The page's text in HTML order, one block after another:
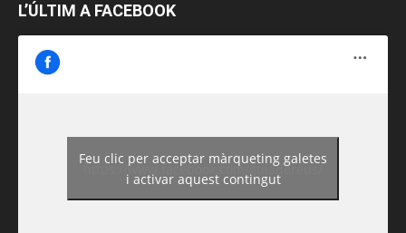
L’ÚLTIM A FACEBOOK
https://www.facebook.com/guiadereus/
Feu clic per acceptar màrqueting galetes
i activar aquest contingut